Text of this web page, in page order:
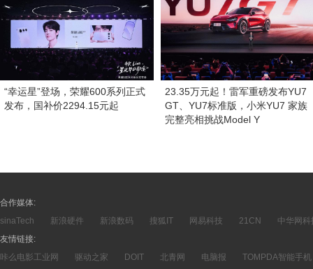
“幸运星”登场，荣耀600系列正式
发布，国补价2294.15元起
23.35万元起！雷军重磅发布YU7
GT、YU7标准版，小米YU7 家族
完整亮相挑战Model Y
合作媒体:
sinaTech
新浪硬件 新浪数码 搜狐IT 网易科技 21CN
中华网科
友情链接:
咔么电影工业网
驱动之家 DOIT 北青网 电脑报
TOMPDA智能手机